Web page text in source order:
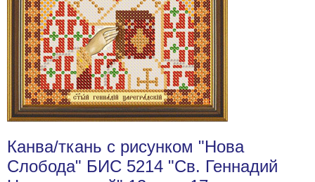
Канва/ткань с рисунком "Нова
Слобода" БИС 5214 "Св. Геннадий